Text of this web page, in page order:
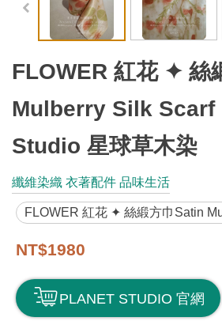
物
工
美
訊
快
關
FLOWER 紅花 ✦ 絲
Mulberry Silk Scarf
Studio 星球草木染
纖維染織 衣著配件 品味生活
FLOWER 紅花 ✦ 絲緞方巾Satin
NT$1980
PLANET STUDIO 官網